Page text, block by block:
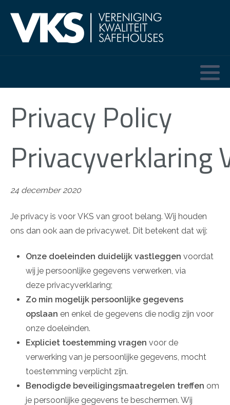
Privacy Policy
Privacyverklaring
24 december 2020
Je privacy is voor VKS van groot belang. Wij houden
ons dan ook aan de privacywet. Dit betekent dat wij:
Onze doeleinden duidelijk vastleggen voordat
wij je persoonlijke gegevens verwerken, via
deze privacyverklaring;
Zo min mogelijk persoonlijke gegevens
opslaan en enkel de gegevens die nodig zijn voor
onze doeleinden.
Expliciet toestemming vragen voor de
verwerking van je persoonlijke gegevens, mocht
toestemming verplicht zijn.
Benodigde beveiligingsmaatregelen treffen om
je persoonlijke gegevens te beschermen. Wij
Aangesloten leden